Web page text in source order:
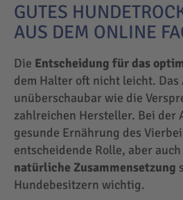
GUTES
AUS DEM ONLINE
Die Entscheidung für das
dem Halter oft nicht leicht. Das
unüberschaubar wie die
zahlreichen Hersteller. Bei der
gesunde Ernährung des
entscheidende Rolle, aber auch
natürliche Zusammensetzung
Hundebesitzern wichtig.